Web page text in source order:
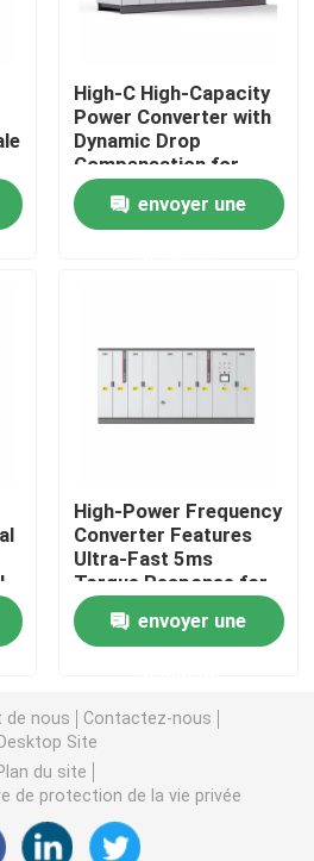
variable
de VFD
de fréquence
de véhicules électriques à
High-C High-Capacity
Power Converter with
Dynamic Drop
Compensation for
Smooth Motor
Performance
envoyer une
High-Power Frequency
Converter Features
Ultra-Fast 5ms
Torque Response for
Demanding
Applicationsenvoyer une
de nous
Contactez-nous
Desktop Site
du site
de protection de la vie privée